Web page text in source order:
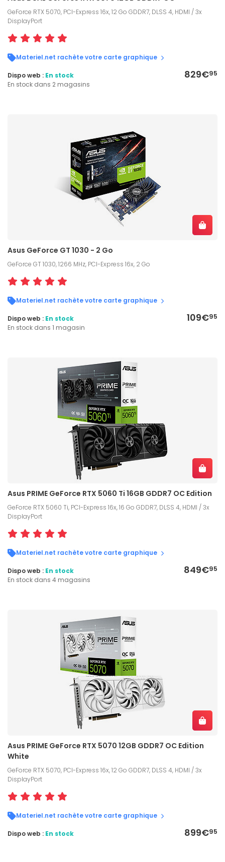
GeForce RTX 5070, PCI-Express 16x, 12 Go GDDR7, DLSS 4, HDMI / 3x
DisplayPort
Materiel.net rachète votre carte graphique
829€95
Dispo web : En stock
En stock dans 2 magasins
Asus GeForce GT 1030 - 2 Go
GeForce GT 1030, 1266 MHz, PCI-Express 16x, 2 Go
Materiel.net rachète votre carte graphique
109€95
Dispo web : En stock
En stock dans 1 magasin
Asus PRIME GeForce RTX 5060 Ti 16GB GDDR7 OC Edition
GeForce RTX 5060 Ti, PCI-Express 16x, 16 Go GDDR7, DLSS 4, HDMI / 3x
DisplayPort
Materiel.net rachète votre carte graphique
849€95
Dispo web : En stock
En stock dans 4 magasins
Asus PRIME GeForce RTX 5070 12GB GDDR7 OC Edition
White
GeForce RTX 5070, PCI-Express 16x, 12 Go GDDR7, DLSS 4, HDMI / 3x
DisplayPort
Materiel.net rachète votre carte graphique
899€95
Dispo web : En stock